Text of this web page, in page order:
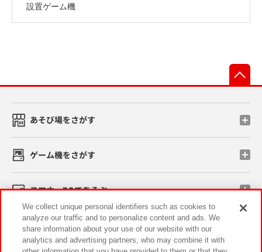
設置ゲーム機
あそび場をさがす
ゲーム機をさがす
スマホ・PCであそぶ
イベント・キャンペーン
We collect unique personal identifiers such as cookies to
analyze our traffic and to personalize content and ads. We
share information about your use of our website with our
analytics and advertising partners, who may combine it with